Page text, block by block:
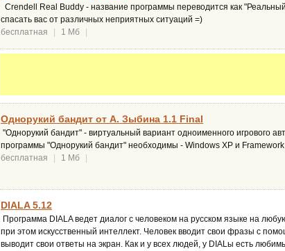
Crendell Real Buddy - название программы переводится как
спасать вас от различных неприятных ситуаций =)
бесплатная
1 Мб
Однорукий бандит от А. Зыбина 1.1 Final
"Однорукий бандит" - виртуальный вариант одноименного игрового
программы "Однорукий бандит" необходимы - Windows XP и
бесплатная
1 Мб
DIALA 5.12
Программа DIALA ведет диалог с человеком на русском языке на
при этом искусственный интеллект. Человек вводит свои фразы с
выводит свои ответы на экран. Как и у всех людей, у DIALы есть